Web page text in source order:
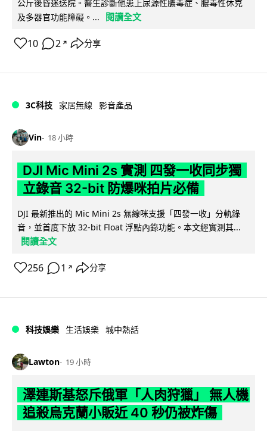
公斤後昏迷送院。醫生診斷他患上尿源性膿毒症、膿毒性休克
及多器官功能障礙。...
閱讀全文
10 2 ↗ 分享
3C科技 家居無線 影音產品
Vin 18 小時
DJI Mic Mini 2s 實測 四發一收同步獨
立錄音 32-bit 防爆咪拍片必備
DJI 最新推出的 Mic Mini 2s 無線咪支援「四發一收」分軌錄
音，並首度下放 32-bit Float 浮點內錄功能。本文經實測其...
閱讀全文
256 1 ↗ 分享
科技娛樂 生活娛樂 城中熱話
Lawton 19 小時
澤連斯基怒斥俄軍「人肉狩獵」 無人機
追殺烏克蘭小販近 40 秒仍被炸傷